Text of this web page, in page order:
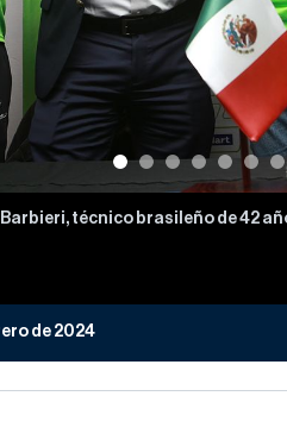
técnico brasileño de 42
de 2024